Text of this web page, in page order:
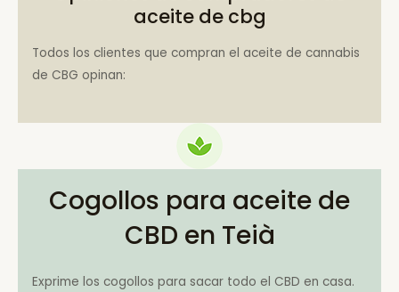
aceite de cbg
Todos los clientes que compran el aceite de cannabis
de CBG opinan:
Cogollos para aceite de
CBD en Teià
Exprime los cogollos para sacar todo el CBD en casa.